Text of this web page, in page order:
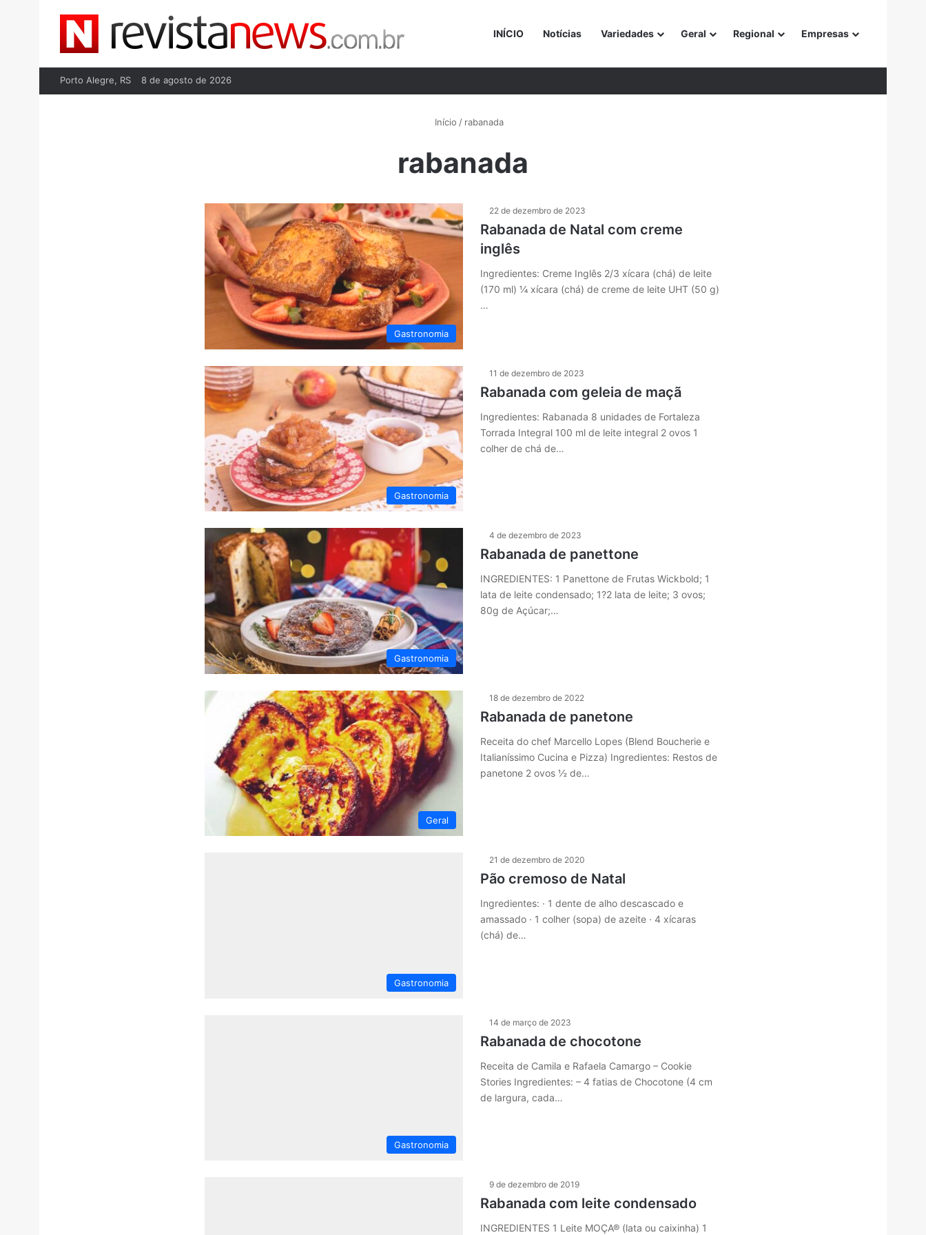
INÍCIO Notícias Variedades Geral Regional Empresas
Porto Alegre, RS 8 de agosto de 2026
Início / rabanada
rabanada
Gastronomia
22 de dezembro de 2023
Rabanada de Natal com creme
inglês
Ingredientes: Creme Inglês 2/3 xícara (chá) de leite
(170 ml) ¼ xícara (chá) de creme de leite UHT (50 g)
…
Gastronomia
11 de dezembro de 2023
Rabanada com geleia de maçã
Ingredientes: Rabanada 8 unidades de Fortaleza
Torrada Integral 100 ml de leite integral 2 ovos 1
colher de chá de…
Gastronomia
4 de dezembro de 2023
Rabanada de panettone
INGREDIENTES: 1 Panettone de Frutas Wickbold; 1
lata de leite condensado; 1?2 lata de leite; 3 ovos;
80g de Açúcar;…
Geral
18 de dezembro de 2022
Rabanada de panetone
Receita do chef Marcello Lopes (Blend Boucherie e
Italianíssimo Cucina e Pizza) Ingredientes: Restos de
panetone 2 ovos ½ de…
Gastronomia
21 de dezembro de 2020
Pão cremoso de Natal
Ingredientes: · 1 dente de alho descascado e
amassado · 1 colher (sopa) de azeite · 4 xícaras
(chá) de…
Gastronomia
14 de março de 2023
Rabanada de chocotone
Receita de Camila e Rafaela Camargo – Cookie
Stories Ingredientes: – 4 fatias de Chocotone (4 cm
de largura, cada…
9 de dezembro de 2019
Rabanada com leite condensado
INGREDIENTES 1 Leite MOÇA® (lata ou caixinha) 1